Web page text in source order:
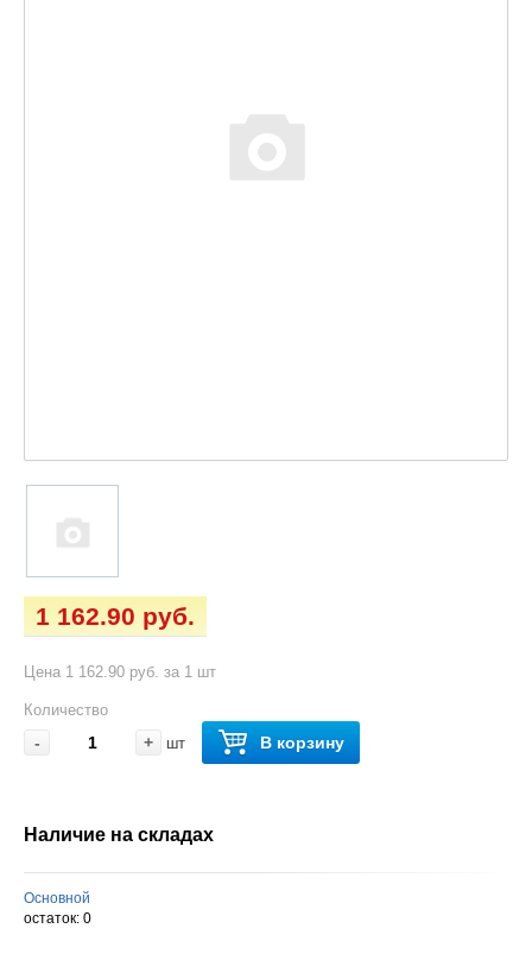
1 162.90 руб.
Цена 1 162.90 руб. за 1 шт
Количество
- + шт В корзину
Наличие на складах
Основной
остаток: 0